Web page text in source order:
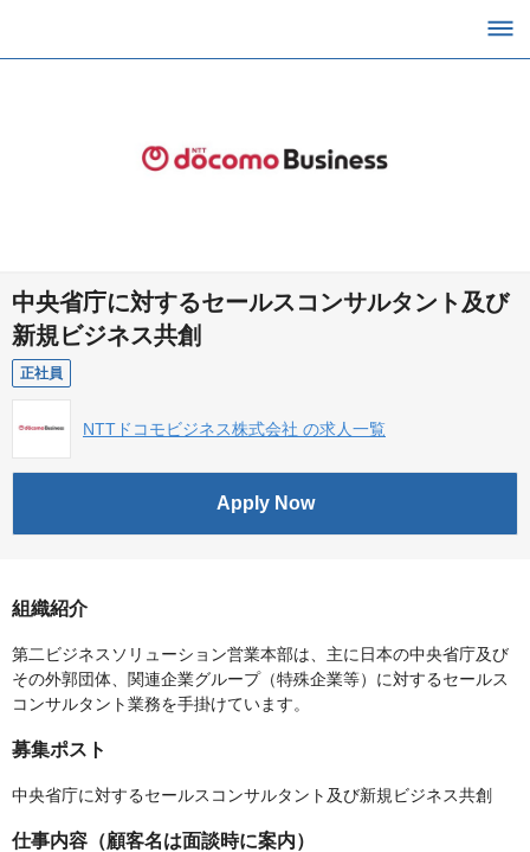
中央省庁に対するセールスコンサルタント及び
新規ビジネス共創
正社員
NTTドコモビジネス株式会社 の求人一覧
Apply Now
組織紹介
第二ビジネスソリューション営業本部は、主に日本の中央省庁及び
その外郭団体、関連企業グループ（特殊企業等）に対するセールス
コンサルタント業務を手掛けています。
募集ポスト
中央省庁に対するセールスコンサルタント及び新規ビジネス共創
仕事内容（顧客名は面談時に案内）